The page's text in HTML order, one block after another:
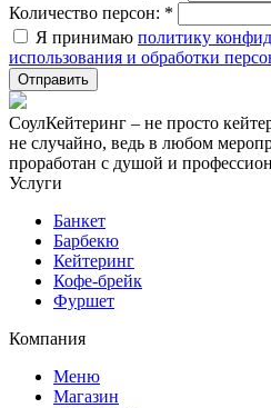
Количество персон: *
Я принимаю политику
использования и обработки
СоулКейтеринг – не просто
не случайно, ведь в любом
проработан с душой и
Услуги
Банкет
Барбекю
Кейтеринг
Кофе-брейк
Фуршет
Компания
Меню
Магазин